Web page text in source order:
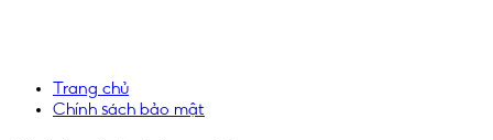
Trang chủ
Chính sách bảo mật